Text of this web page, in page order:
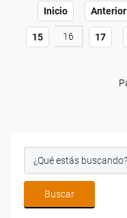
Inicio Anterior
15 16 17